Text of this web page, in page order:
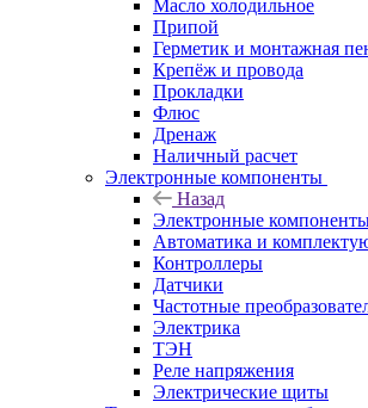
Масло холодильное
Припой
Герметик и монтажная
Крепёж и провода
Прокладки
Флюс
Дренаж
Наличный расчет
Электронные компоненты
Назад
Электронные
Автоматика и
Контроллеры
Датчики
Частотные
Электрика
ТЭН
Реле напряжения
Электрические щиты